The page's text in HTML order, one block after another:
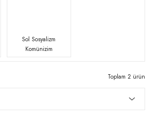
Sol Sosyalizm
Komünizim
Toplam 2 ürün